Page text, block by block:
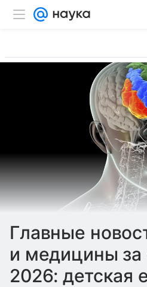
Главные
и медицины за
2026: детская